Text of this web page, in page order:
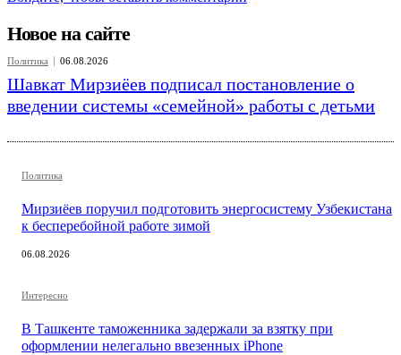
Новое на сайте
Политика 06.08.2026
Шавкат Мирзиёев подписал постановление о
введении системы «семейной» работы с детьми
Политика
Мирзиёев поручил подготовить энергосистему Узбекистана
к бесперебойной работе зимой
06.08.2026
Интересно
В Ташкенте таможенника задержали за взятку при
оформлении нелегально ввезенных iPhone